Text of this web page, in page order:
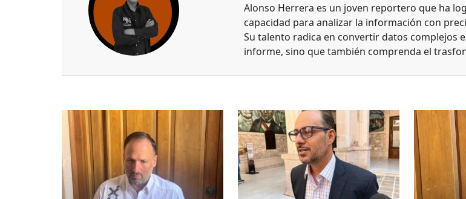
Alonso Herrera es un joven reportero que ha
capacidad para analizar la información con
Su talento radica en convertir datos complejos
informe, sino que también comprenda el